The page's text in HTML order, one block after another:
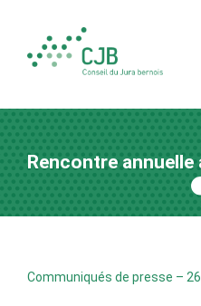
Rencontre annuelle
Communiqués de presse –